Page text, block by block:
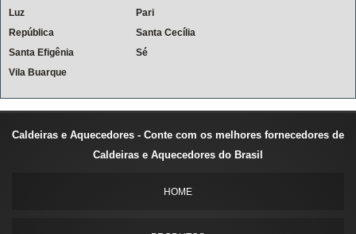
Luz
Pari
República
Santa Cecília
Santa Efigênia
Sé
Vila Buarque
Caldeiras e Aquecedores - Conte com os melhores fornecedores de
Caldeiras e Aquecedores do Brasil
HOME